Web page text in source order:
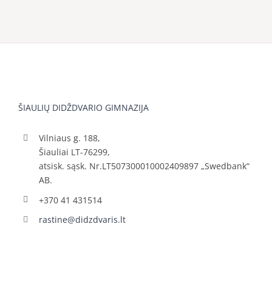
ŠIAULIŲ DIDŽDVARIO GIMNAZIJA
Vilniaus g. 188,
Šiauliai LT-76299,
atsisk. sąsk. Nr.LT507300010002409897 „Swedbank“
AB.
+370 41 431514
rastine@didzdvaris.lt